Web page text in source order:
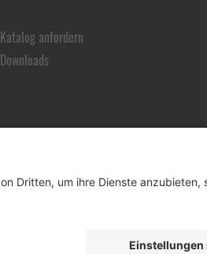
Katalog anfordern
Downloads